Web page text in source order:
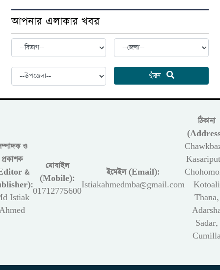
আপনার এলাকার খবর
খুঁজুন
ও
প্রকাশক
&
Istiak
মোবাইল
(Mobile):
01712775600
ইমেইল (Email):
Istiakahmedmba@gmail.com
ঠিকানা
Kotoali
Thana,
Sadar,